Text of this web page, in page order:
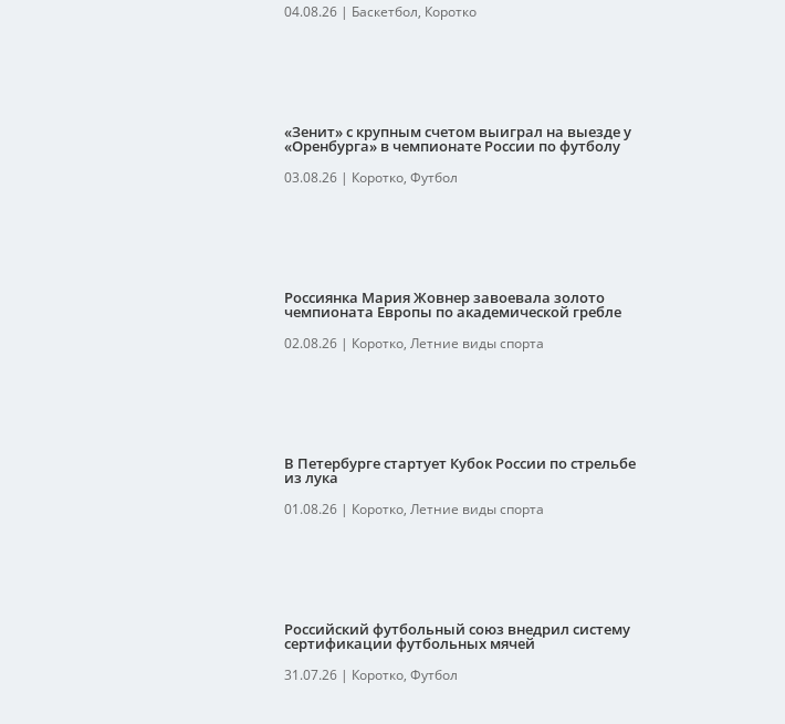
04.08.26| Баскетбол, Коротко
«Зенит» с крупным счетом выиграл на выезде у
«Оренбурга» в чемпионате России по футболу
03.08.26| Коротко, Футбол
Россиянка Мария Жовнер завоевала золото
чемпионата Европы по академической гребле
02.08.26| Коротко, Летние виды спорта
В Петербурге стартует Кубок России по стрельбе
из лука
01.08.26| Коротко, Летние виды спорта
Российский футбольный союз внедрил систему
сертификации футбольных мячей
31.07.26| Коротко, Футбол